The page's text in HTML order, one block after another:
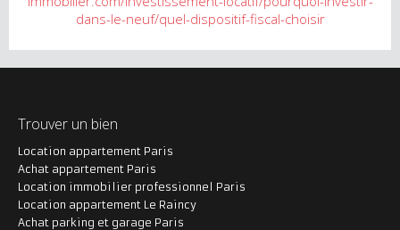
dans-le-neuf/quel-dispositif-fiscal-choisir
Trouver un bien
Location appartement Paris
Achat appartement Paris
Location immobilier professionnel Paris
Location appartement Le Raincy
Achat parking et garage Paris